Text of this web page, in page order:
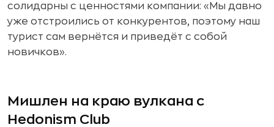
солидарны с ценностями компании: «Мы давно
уже отстроились от конкурентов, поэтому наш
турист сам вернётся и приведёт с собой
новичков».
Мишлен на краю вулкана с
Hedonism Club